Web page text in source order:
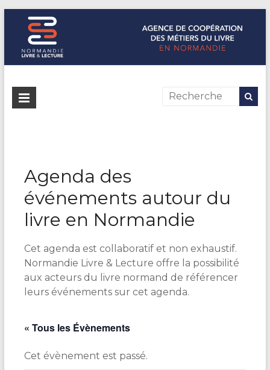
Normandie Livre & Lecture
L'agence de coopération des métiers du livre en Normandie
Agenda des
événements autour du
livre en Normandie
Cet agenda est collaboratif et non exhaustif.
Normandie Livre & Lecture offre la possibilité
aux acteurs du livre normand de référencer
leurs événements sur cet agenda.
« Tous les Évènements
Cet évènement est passé.